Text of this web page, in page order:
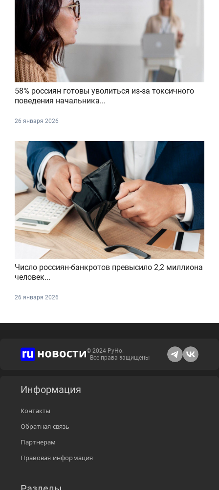
58% россиян готовы уволиться из-за токсичного
поведения начальника...
26 января 2026
Число россиян-банкротов превысило 2,2 миллиона
человек...
26 января 2026
© 2024 РуНо.
Все права защищены
Информация
Контакты
Обратная связь
Партнерам
Правовая информация